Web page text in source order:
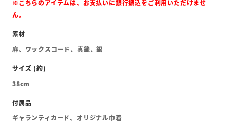
※こちらのアイテムは、お支払いに銀行振込をご利用いただけませ
ん。
麻、ワックスコード、真鍮、銀
38cm
ギャランティカード、オリジナル巾着